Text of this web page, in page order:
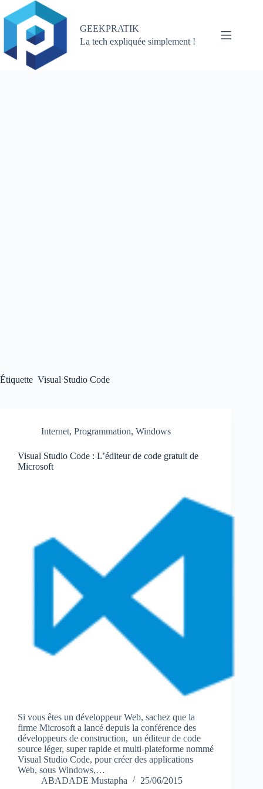
au
contenu
GEEKPRATIK
La tech expliquée simplement !
Étiquette Visual Studio Code
Internet, Programmation, Windows
Visual Studio Code : L’éditeur de code gratuit de
Microsoft
Si vous êtes un développeur Web, sachez que la
firme Microsoft a lancé depuis la conférence des
développeurs de construction, un éditeur de code
source léger, super rapide et multi-plateforme nommé
Visual Studio Code, pour créer des applications
Web, sous Windows,…
ABADADE Mustapha
25/06/2015